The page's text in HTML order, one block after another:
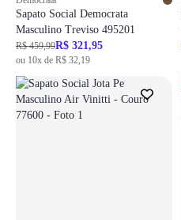
Sapato Social Democrata
Masculino Treviso 495201
R$ 459,99R$ 321,95
ou 10x de R$ 32,19